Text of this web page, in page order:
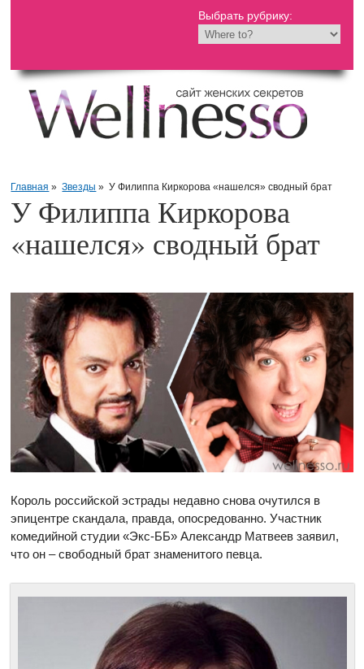
Выбрать рубрику:
Главная » Звезды » У Филиппа Киркорова «нашелся» сводный брат
У Филиппа Киркорова
«нашелся» сводный брат
Король российской эстрады недавно снова очутился в
эпицентре скандала, правда, опосредованно. Участник
комедийной студии «Экс-ББ» Александр Матвеев заявил,
что он – свободный брат знаменитого певца.